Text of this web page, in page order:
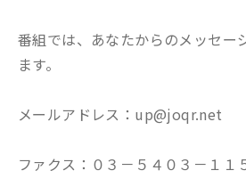
番組では、あなたからのメッセー
ます。
メールアドレス：up@joqr.net
ファクス：０３－５４０３－１１